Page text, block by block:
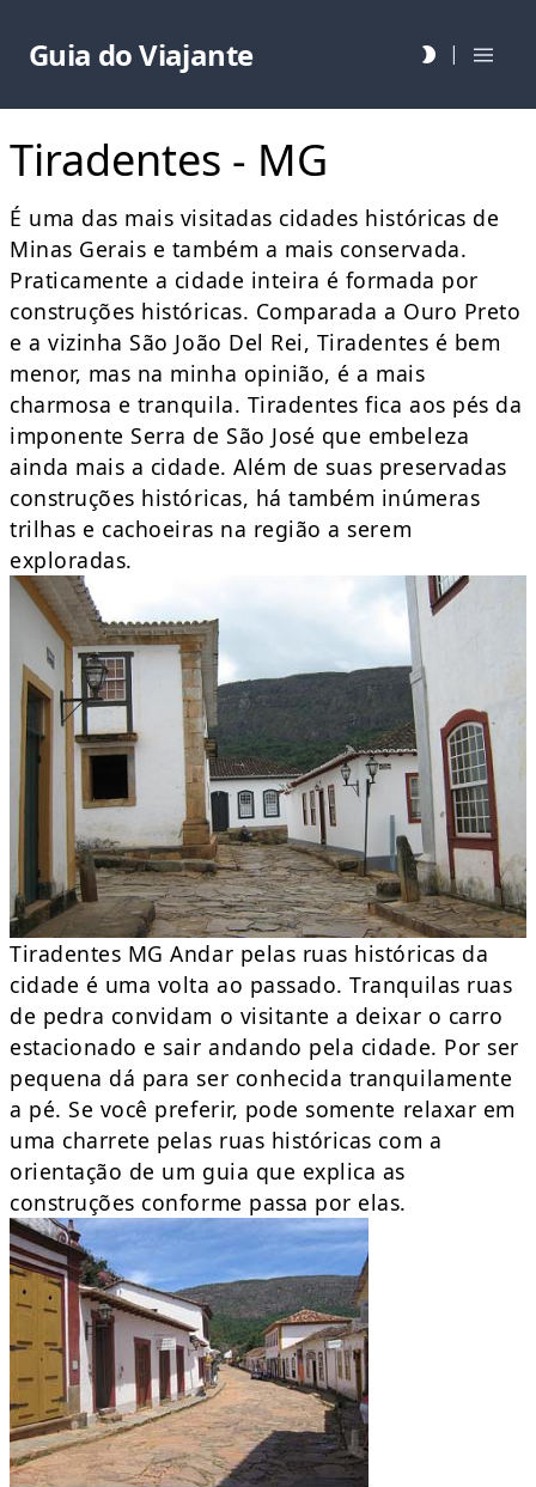
Guia do Viajante |
Tiradentes - MG
É uma das mais visitadas cidades históricas de
Minas Gerais e também a mais conservada.
Praticamente a cidade inteira é formada por
construções históricas. Comparada a Ouro Preto
e a vizinha São João Del Rei, Tiradentes é bem
menor, mas na minha opinião, é a mais
charmosa e tranquila. Tiradentes fica aos pés da
imponente Serra de São José que embeleza
ainda mais a cidade. Além de suas preservadas
construções históricas, há também inúmeras
trilhas e cachoeiras na região a serem
exploradas.
Tiradentes MG Andar pelas ruas históricas da
cidade é uma volta ao passado. Tranquilas ruas
de pedra convidam o visitante a deixar o carro
estacionado e sair andando pela cidade. Por ser
pequena dá para ser conhecida tranquilamente
a pé. Se você preferir, pode somente relaxar em
uma charrete pelas ruas históricas com a
orientação de um guia que explica as
construções conforme passa por elas.